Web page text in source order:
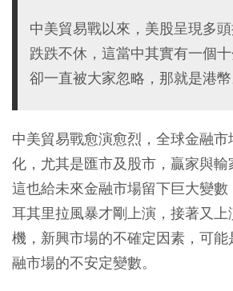
中美貿易戰以來，美股呈現多
跌跌不休，這當中其實有一個十
卻一直被大家忽略，那就是港幣
中美貿易戰愈演愈烈，全球金融
化，尤其是匯市及股市，贏家與輸
這也給未來金融市場留下巨大變
耳其里拉風暴才剛上演，接著又
機，新興市場的不確定因素，可
融市場的不安定變數。